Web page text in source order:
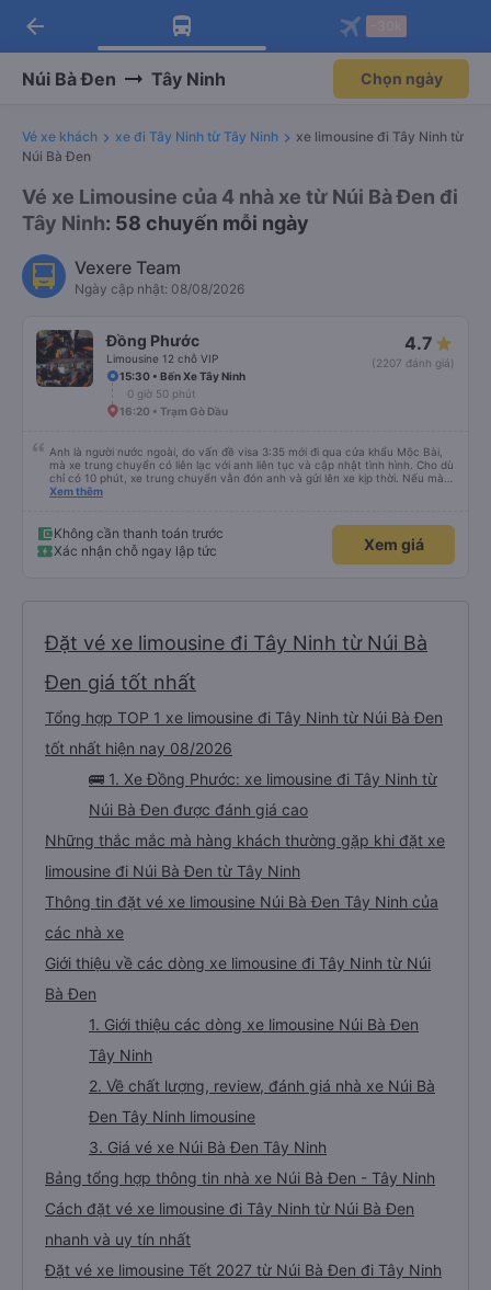
Tải app Vexere ngay!
Nhận ưu đãi thành viên độc
Mở app
Tải app Vexere
-30k/ghế khi đặt vé máy bay qua
Mở app
arrow_back
Núi Bà Đen Tây Ninh Chọn ngày
Vé xe khách xe đi Tây Ninh từ Tây Ninh
xe limousine đi Tây Ninh từ
Núi Bà Đen
Vé xe Limousine của 4 nhà xe từ Núi Bà Đen đi
Tây Ninh: 58 chuyến mỗi ngày
Vexere Team
Ngày cập nhật: 08/08/2026
Đồng Phước
Limousine 12 chỗ VIP
4.7
(2207 đánh giá)
15:30 • Bến Xe Tây Ninh
0 giờ 50 phút
16:20 • Trạm Gò Dầu
Anh là người nước ngoài, do vấn đề visa 3:35 mới đi qua cửa khẩu Mộc Bài,
mà xe trung chuyển có liên lạc với anh liên tục và cập nhật tình hình. Cho dù
chỉ có 10 phút, xe trung chuyển vẫn đón anh và gửi lên xe kịp thời. Nếu mà
được, anh thật muốn tip cho bác tài. Xe này là xe Limousine nhưng mà vé xe
Xem thêm
Không cần thanh toán trước
Xác nhận chỗ ngay lập tức
Xem giá
Đặt vé xe limousine đi Tây Ninh từ Núi Bà
Đen giá tốt nhất
Tổng hợp TOP 1 xe limousine đi Tây Ninh từ Núi Bà Đen
tốt nhất hiện nay 08/2026
🚌 1. Xe Đồng Phước: xe limousine đi Tây Ninh từ
Núi Bà Đen được đánh giá cao
Những thắc mắc mà hàng khách thường gặp khi đặt xe
limousine đi Núi Bà Đen từ Tây Ninh
Thông tin đặt vé xe limousine Núi Bà Đen Tây Ninh của
các nhà xe
Giới thiệu về các dòng xe limousine đi Tây Ninh từ Núi
Bà Đen
1. Giới thiệu các dòng xe limousine Núi Bà Đen
Tây Ninh
2. Về chất lượng, review, đánh giá nhà xe Núi Bà
Đen Tây Ninh limousine
3. Giá vé xe Núi Bà Đen Tây Ninh
Bảng tổng hợp thông tin nhà xe Núi Bà Đen - Tây Ninh
Cách đặt vé xe limousine đi Tây Ninh từ Núi Bà Đen
nhanh và uy tín nhất
Đặt vé xe limousine Tết 2027 từ Núi Bà Đen đi Tây Ninh